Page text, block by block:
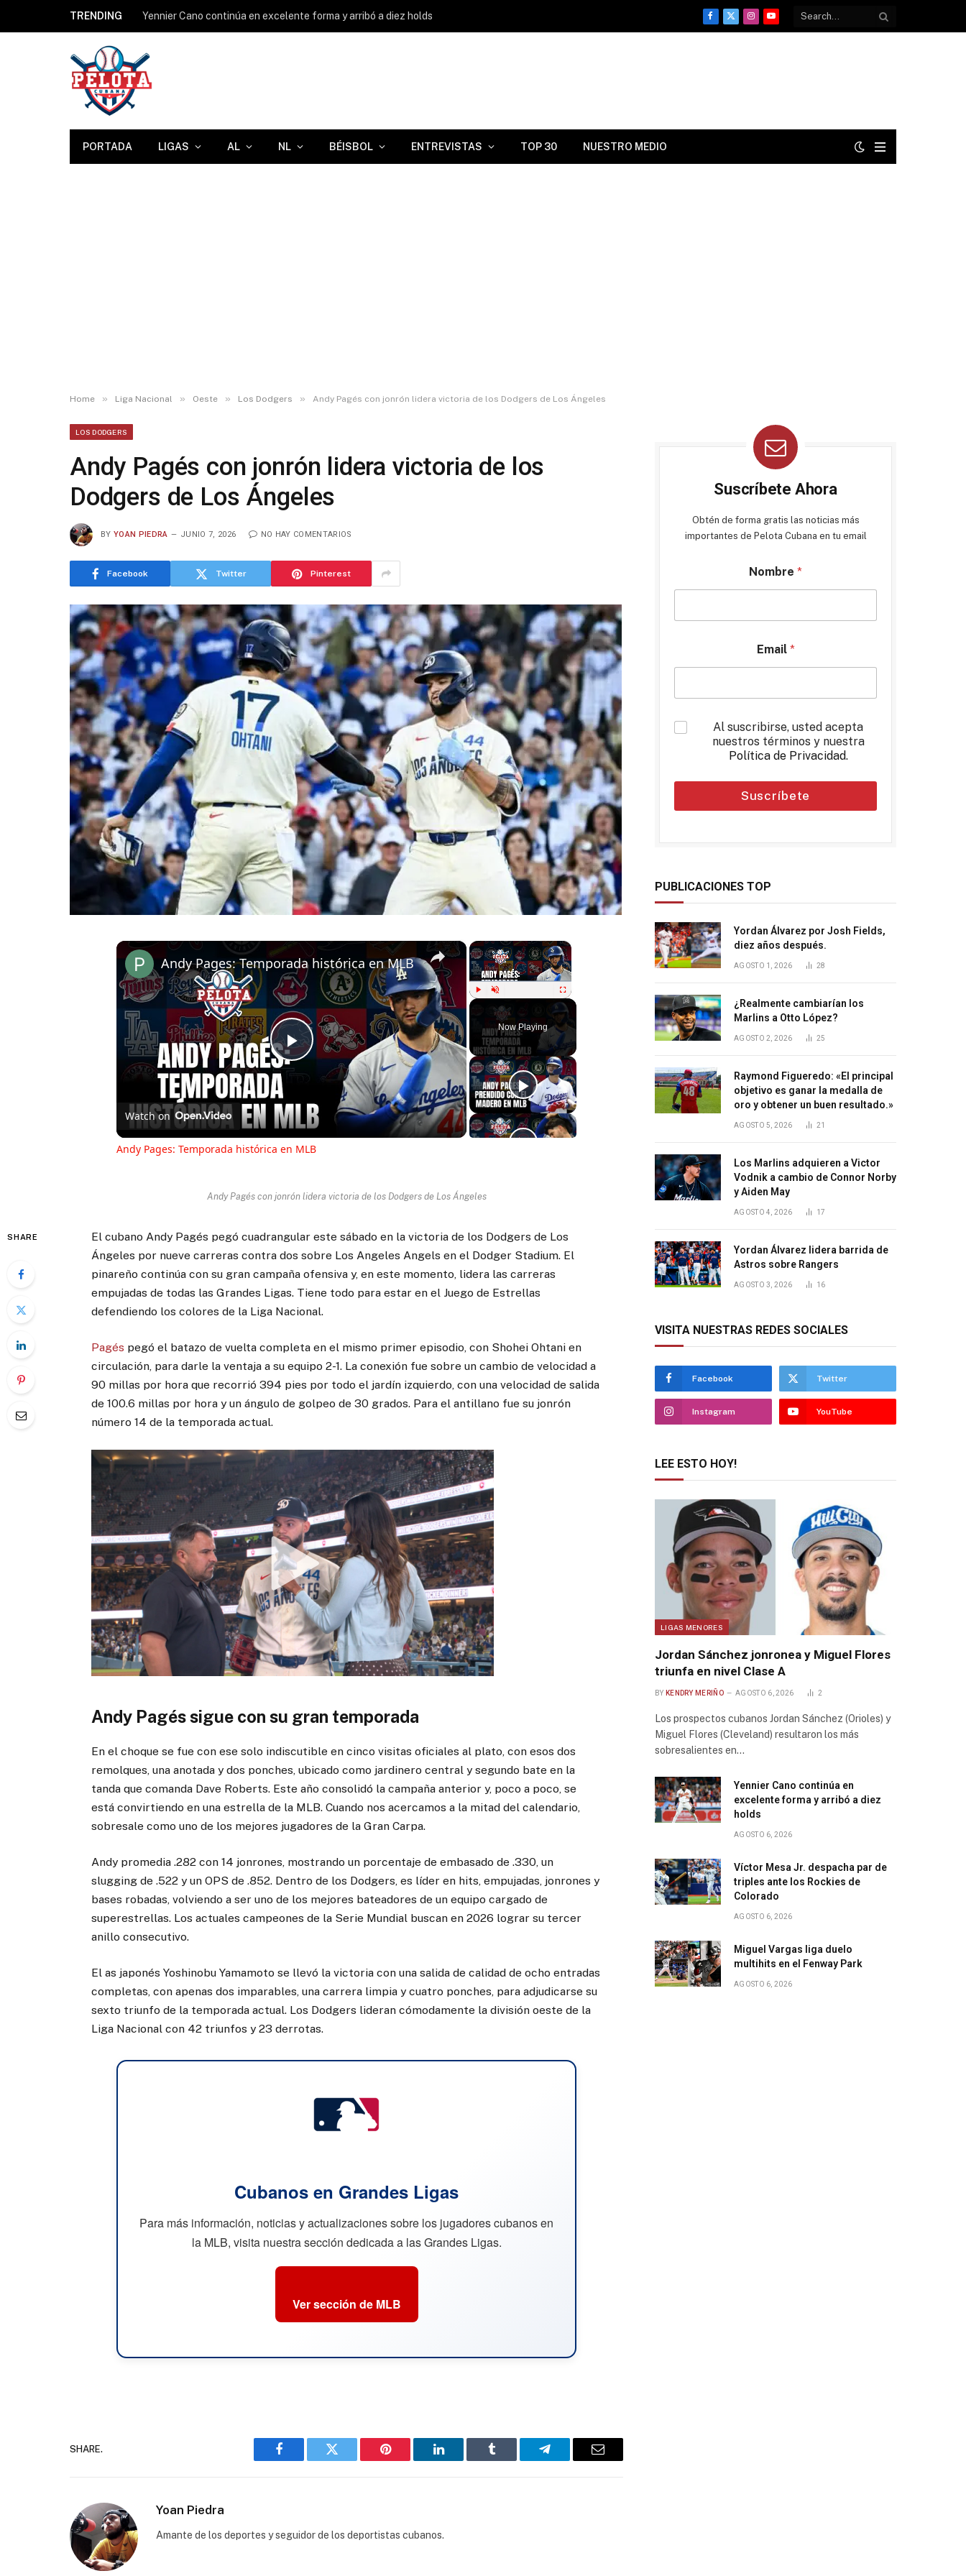
TRENDING Yennier Cano continúa en excelente forma y arribó a diez holds
Facebook
X
InstagramYouTube
PORTADA LIGAS AL NL BÉISBOL ENTREVISTAS TOP 30 NUESTRO MEDIO
Home » Liga Nacional » Oeste » Los Dodgers » Andy Pagés con jonrón lidera victoria de los Dodgers de Los Ángeles
LOS DODGERS
Andy Pagés con jonrón lidera victoria de los
Dodgers de Los Ángeles
BY YOAN PIEDRA JUNIO 7, 2026 NO HAY COMENTARIOS
Facebook Twitter Pinterest
×
Unmute Fullscreen
Now Playing
×
Play
Video
Andy Pages: Temporada histórica en MLB
Watch on
Andy Pages: Temporada histórica en MLB
Andy Pagés con jonrón lidera victoria de los Dodgers de Los Ángeles
SHARE
El cubano Andy Pagés pegó cuadrangular este sábado en la victoria de los Dodgers de Los
Ángeles por nueve carreras contra dos sobre Los Angeles Angels en el Dodger Stadium. El
pinareño continúa con su gran campaña ofensiva y, en este momento, lidera las carreras
empujadas de todas las Grandes Ligas. Tiene todo para estar en el Juego de Estrellas
defendiendo los colores de la Liga Nacional.
Pagés pegó el batazo de vuelta completa en el mismo primer episodio, con Shohei Ohtani en
circulación, para darle la ventaja a su equipo 2-1. La conexión fue sobre un cambio de velocidad a
90 millas por hora que recorrió 394 pies por todo el jardín izquierdo, con una velocidad de salida
de 100.6 millas por hora y un ángulo de golpeo de 30 grados. Para el antillano fue su jonrón
número 14 de la temporada actual.
Andy Pagés sigue con su gran temporada
En el choque se fue con ese solo indiscutible en cinco visitas oficiales al plato, con esos dos
remolques, una anotada y dos ponches, ubicado como jardinero central y segundo bate en la
tanda que comanda Dave Roberts. Este año consolidó la campaña anterior y, poco a poco, se
está convirtiendo en una estrella de la MLB. Cuando nos acercamos a la mitad del calendario,
sobresale como uno de los mejores jugadores de la Gran Carpa.
Andy promedia .282 con 14 jonrones, mostrando un porcentaje de embasado de .330, un
slugging de .522 y un OPS de .852. Dentro de los Dodgers, es líder en hits, empujadas, jonrones y
bases robadas, volviendo a ser uno de los mejores bateadores de un equipo cargado de
superestrellas. Los actuales campeones de la Serie Mundial buscan en 2026 lograr su tercer
anillo consecutivo.
El as japonés Yoshinobu Yamamoto se llevó la victoria con una salida de calidad de ocho entradas
completas, con apenas dos imparables, una carrera limpia y cuatro ponches, para adjudicarse su
sexto triunfo de la temporada actual. Los Dodgers lideran cómodamente la división oeste de la
Liga Nacional con 42 triunfos y 23 derrotas.
Cubanos en Grandes Ligas
Para más información, noticias y actualizaciones sobre los jugadores cubanos en
la MLB, visita nuestra sección dedicada a las Grandes Ligas.
Ver sección de MLB
SHARE.
Facebook Twitter Pinterest LinkedIn Tumblr Telegram Email
Yoan Piedra
Amante de los deportes y seguidor de los deportistas cubanos.
Suscríbete Ahora
Obtén de forma gratis las noticias más
importantes de Pelota Cubana en tu email
Nombre *
Email *
*
Al suscribirse, usted acepta
nuestros términos y nuestra
Política de Privacidad.
Suscríbete
PUBLICACIONES TOP
Yordan Álvarez por Josh Fields,
diez años después.
AGOSTO 1, 2026 28
¿Realmente cambiarían los
Marlins a Otto López?
AGOSTO 2, 2026 25
Raymond Figueredo: «El principal
objetivo es ganar la medalla de
oro y obtener un buen resultado.»
AGOSTO 5, 2026 21
Los Marlins adquieren a Victor
Vodnik a cambio de Connor Norby
y Aiden May
AGOSTO 4, 2026 17
Yordan Álvarez lidera barrida de
Astros sobre Rangers
AGOSTO 3, 2026 16
VISITA NUESTRAS REDES SOCIALES
Facebook Twitter
Instagram YouTube
LEE ESTO HOY!
LIGAS MENORES
Jordan Sánchez jonronea y Miguel Flores
triunfa en nivel Clase A
BY KENDRY MERIÑO AGOSTO 6, 2026 2
Los prospectos cubanos Jordan Sánchez (Orioles) y
Miguel Flores (Cleveland) resultaron los más
sobresalientes en…
Yennier Cano continúa en
excelente forma y arribó a diez
holds
AGOSTO 6, 2026
Víctor Mesa Jr. despacha par de
triples ante los Rockies de
Colorado
AGOSTO 6, 2026
Miguel Vargas liga duelo
multihits en el Fenway Park
AGOSTO 6, 2026